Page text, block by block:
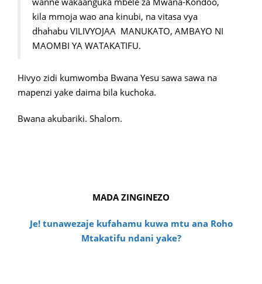
kila mmoja wao ana kinubi, na vitasa vya
dhahabu VILIVYOJAA MANUKATO, AMBAYO NI
MAOMBI YA WATAKATIFU.
Hivyo zidi kumwomba Bwana Yesu sawa sawa na
mapenzi yake daima bila kuchoka.
Bwana akubariki. Shalom.
MADA ZINGINEZO
Je! tunawezaje kufahamu kuwa mtu ana Roho
Mtakatifu ndani yake?